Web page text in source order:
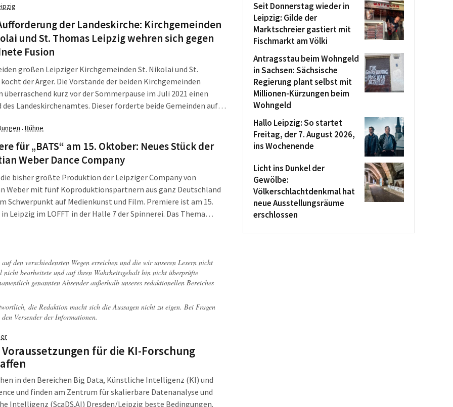
der Landeskirche: Kirchgemeinden
und St. Thomas Leipzig wehren sich gegen
Fusion
großen Leipziger Kirchgemeinden St. Nikolai und St.
der Ärger. Die Vorstände der beiden Kirchgemeinden
kurz vor der Sommerpause im Juli 2021 einen
des Landeskirchenamtes. Dieser forderte beide Gemeinden auf,
ein sogenanntes „Schwesternkirchverhältnis“ oder
sogar eine Fusion der beiden überregional bekannten und
geprägten Kirchgemeinden.
· Bühne
für „BATS“ am 15. Oktober: Neues Stück der
Weber Dance Company
die bisher größte Produktion der Leipziger Company von
Weber mit fünf Koproduktionspartnern aus ganz Deutschland
Schwerpunkt auf Medienkunst und Film. Premiere ist am 15.
Leipzig im LOFFT in der Halle 7 der Spinnerei. Das Thema
den verschiedensten Wegen erreichen und die wir unseren Lesern nicht
bearbeitete und auf ihren Wahrheitsgehalt hin nicht überprüfte
genannten Absender außerhalb unseres redaktionellen Bereiches
die Redaktion macht sich die Aussagen nicht zu eigen. Bei Fragen
Versender der Informationen.
Voraussetzungen für die KI-Forschung
in den Bereichen Big Data, Künstliche Intelligenz (KI) und
und finden am Zentrum für skalierbare Datenanalyse und
Intelligenz (ScaDS.AI) Dresden/Leipzig beste Bedingungen.
Seit Donnerstag wieder in
Leipzig: Gilde der
Marktschreier gastiert mit
Fischmarkt am Völki
Antragsstau beim Wohngeld
in Sachsen: Sächsische
Regierung plant selbst mit
Millionen-Kürzungen beim
Wohngeld
Hallo Leipzig: So startet
Freitag, der 7. August 2026,
ins Wochenende
Licht ins Dunkel der
Gewölbe:
Völkerschlachtdenkmal hat
neue Ausstellungsräume
erschlossen